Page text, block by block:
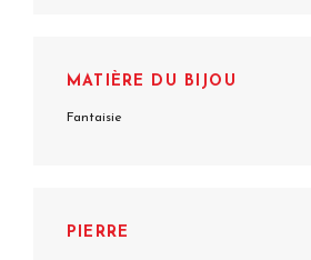
MATIÈRE DU BIJOU
Fantaisie
PIERRE